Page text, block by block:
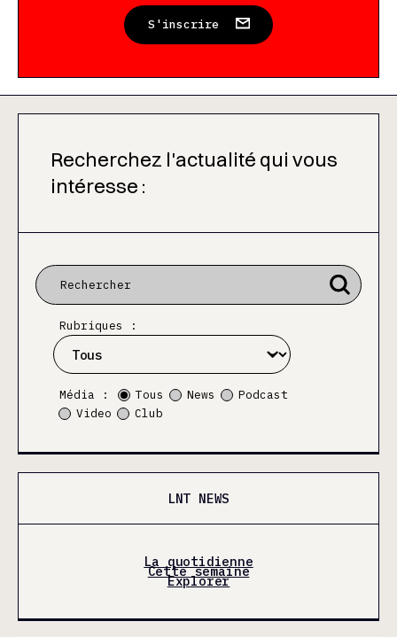
S'inscrire
Recherchez l'actualité qui vous
intéresse :
Rubriques :
Média : Tous News
Podcast
Video
Club
LNT NEWS
La quotidienne
Cette semaine
Explorer